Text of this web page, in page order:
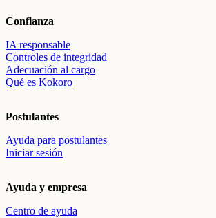
Confianza
IA responsable
Controles de integridad
Adecuación al cargo
Qué es Kokoro
Postulantes
Ayuda para postulantes
Iniciar sesión
Ayuda y empresa
Centro de ayuda